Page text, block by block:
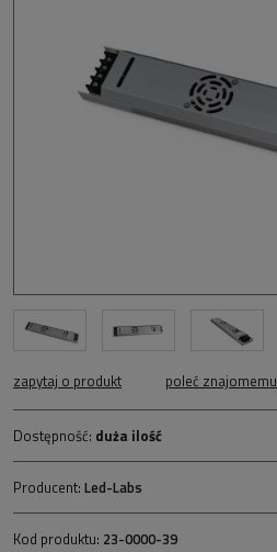
zapytaj o produkt poleć znajomemu
Dostępność: duża ilość
Producent: Led-Labs
Kod produktu: 23-0000-39